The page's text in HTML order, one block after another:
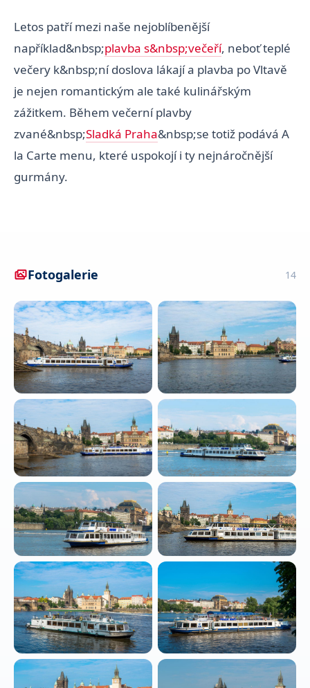
Letos patří mezi naše nejoblíbenější
například&nbsp;plavba s&nbsp;večeří, neboť teplé
večery k&nbsp;ní doslova lákají a plavba po Vltavě
je nejen romantickým ale také kulinářským
zážitkem. Během večerní plavby
zvané&nbsp;Sladká Praha&nbsp;se totiž podává A
la Carte menu, které uspokojí i ty nejnáročnější
gurmány.
Fotogalerie 14